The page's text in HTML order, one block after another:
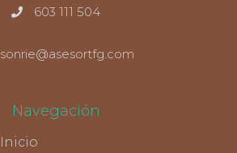
603 111 504
sonrie@asesortfg.com
Navegación
Inicio